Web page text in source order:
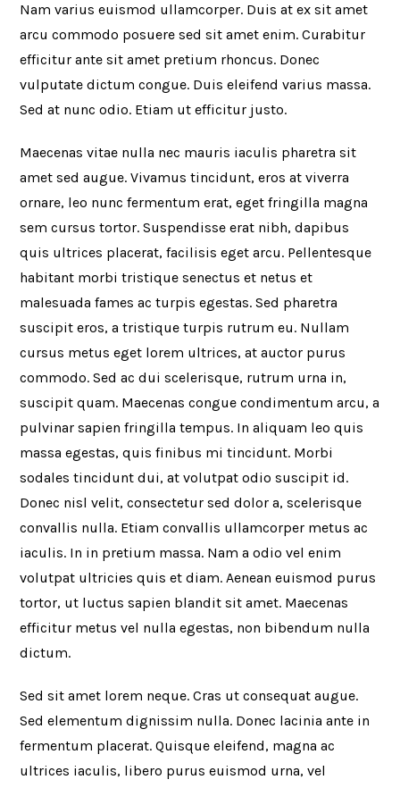
Nam varius euismod ullamcorper. Duis at ex sit amet
arcu commodo posuere sed sit amet enim. Curabitur
efficitur ante sit amet pretium rhoncus. Donec
vulputate dictum congue. Duis eleifend varius massa.
Sed at nunc odio. Etiam ut efficitur justo.
Maecenas vitae nulla nec mauris iaculis pharetra sit
amet sed augue. Vivamus tincidunt, eros at viverra
ornare, leo nunc fermentum erat, eget fringilla magna
sem cursus tortor. Suspendisse erat nibh, dapibus
quis ultrices placerat, facilisis eget arcu. Pellentesque
habitant morbi tristique senectus et netus et
malesuada fames ac turpis egestas. Sed pharetra
suscipit eros, a tristique turpis rutrum eu. Nullam
cursus metus eget lorem ultrices, at auctor purus
commodo. Sed ac dui scelerisque, rutrum urna in,
suscipit quam. Maecenas congue condimentum arcu, a
pulvinar sapien fringilla tempus. In aliquam leo quis
massa egestas, quis finibus mi tincidunt. Morbi
sodales tincidunt dui, at volutpat odio suscipit id.
Donec nisl velit, consectetur sed dolor a, scelerisque
convallis nulla. Etiam convallis ullamcorper metus ac
iaculis. In in pretium massa. Nam a odio vel enim
volutpat ultricies quis et diam. Aenean euismod purus
tortor, ut luctus sapien blandit sit amet. Maecenas
efficitur metus vel nulla egestas, non bibendum nulla
dictum.
Sed sit amet lorem neque. Cras ut consequat augue.
Sed elementum dignissim nulla. Donec lacinia ante in
fermentum placerat. Quisque eleifend, magna ac
ultrices iaculis, libero purus euismod urna, vel